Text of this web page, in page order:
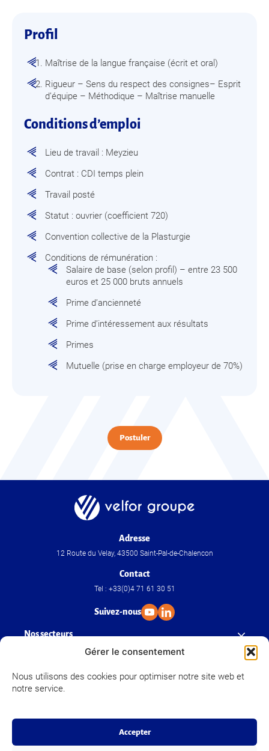
Gérer le consentement
Nous utilisons des cookies pour optimiser notre site web et
notre service.
Accepter
Profil
Maîtrise de la langue française (écrit et oral)
Rigueur – Sens du respect des consignes– Esprit
d’équipe – Méthodique – Maîtrise manuelle
Conditions d’emploi
Lieu de travail : Meyzieu
Contrat : CDI temps plein
Travail posté
Statut : ouvrier (coefficient 720)
Convention collective de la Plasturgie
Conditions de rémunération :
Salaire de base (selon profil) – entre 23 500
euros et 25 000 bruts annuels
Prime d’ancienneté
Prime d’intéressement aux résultats
Primes
Mutuelle (prise en charge employeur de 70%)
Postuler
Adresse
12 Route du Velay, 43500 Saint-Pal-de-Chalencon
Contact
Tel : +33(0)4 71 61 30 51
Suivez-nous
Nos secteurs